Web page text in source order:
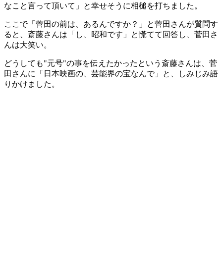
なこと言って頂いて」と幸せそうに相槌を打ちました。
ここで「菅田の前は、あるんですか？」と菅田さんが質問す
ると、斎藤さんは「し、昭和です」と慌てて回答し、菅田さ
んは大笑い。
どうしても"元号"の事を伝えたかったという斎藤さんは、菅
田さんに「日本映画の、芸能界の宝なんで」と、しみじみ語
りかけました。